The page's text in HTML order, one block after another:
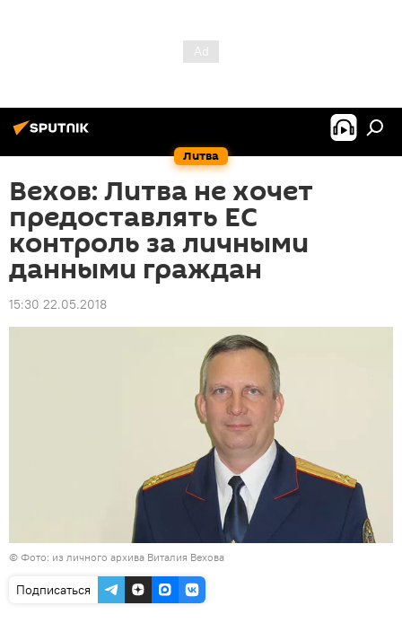
Литва
Вехов: Литва не хочет
предоставлять ЕС
контроль за личными
данными граждан
15:30 22.05.2018
© Фото: из личного архива Виталия Вехова
Подписаться